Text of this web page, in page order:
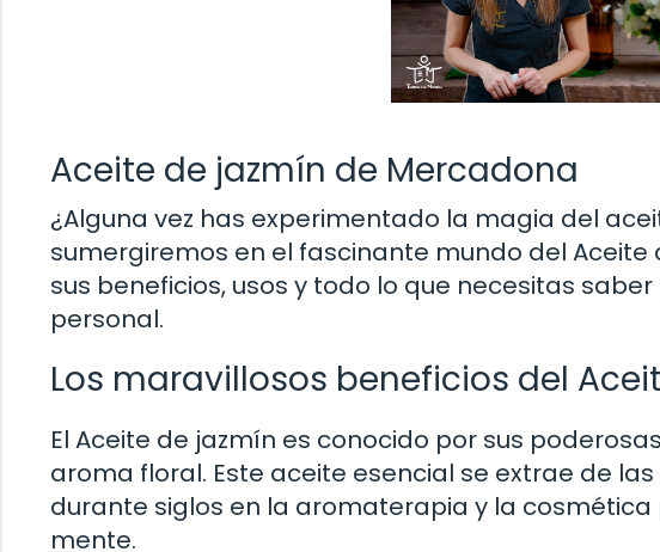
Aceite de jazmín de Mercadona
¿Alguna vez has experimentado la magia del
sumergiremos en el fascinante mundo del
sus beneficios, usos y todo lo que necesitas
personal.
Los maravillosos beneficios del
El Aceite de jazmín es conocido por sus
aroma floral. Este aceite esencial se extrae de
durante siglos en la aromaterapia y la cosmética
mente.